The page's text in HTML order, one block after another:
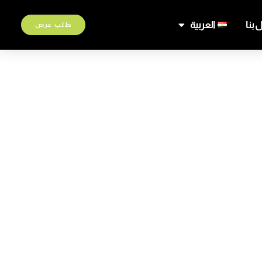
بنا العربية طلب عرض